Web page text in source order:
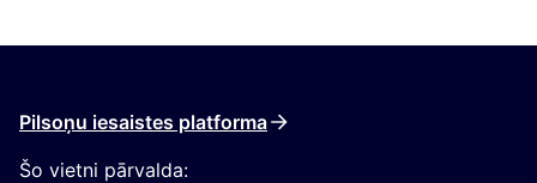
Pilsoņu iesaistes platforma
Šo vietni pārvalda: